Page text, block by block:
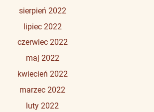
sierpień 2022
lipiec 2022
czerwiec 2022
maj 2022
kwiecień 2022
marzec 2022
luty 2022